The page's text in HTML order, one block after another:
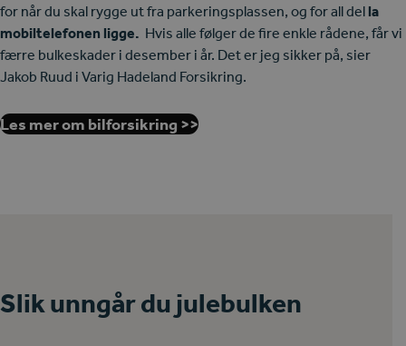
for når du skal rygge ut fra parkeringsplassen, og for all del la
mobiltelefonen ligge. Hvis alle følger de fire enkle rådene, får vi
færre bulkeskader i desember i år. Det er jeg sikker på, sier
Jakob Ruud i Varig Hadeland Forsikring.
Les mer om bilforsikring >>
Slik unngår du julebulken